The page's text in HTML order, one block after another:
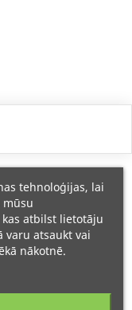
tehnoloģijas, lai
atbilst lietotāju
varu atsaukt vai
nākotnē.